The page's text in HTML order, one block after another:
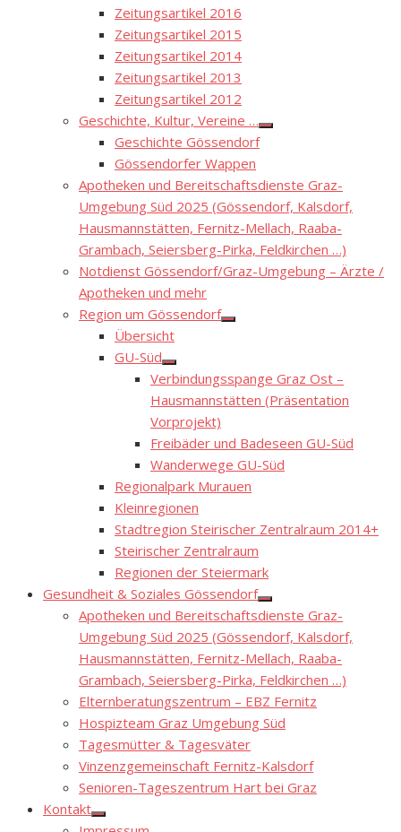
Zeitungsartikel 2016
Zeitungsartikel 2015
Zeitungsartikel 2014
Zeitungsartikel 2013
Zeitungsartikel 2012
Geschichte, Kultur, Vereine …
Show
Geschichte Gössendorf
Gössendorfer Wappen
Apotheken und Bereitschaftsdienste Graz-
Umgebung Süd 2025 (Gössendorf, Kalsdorf,
Hausmannstätten, Fernitz-Mellach, Raaba-
Grambach, Seiersberg-Pirka, Feldkirchen …)
Notdienst Gössendorf/Graz-Umgebung – Ärzte /
Apotheken und mehr
Region um Gössendorf
Show
Übersicht
GU-Süd
Show
sub
menu
Verbindungsspange Graz Ost –
Hausmannstätten (Präsentation
Vorprojekt)
Freibäder und Badeseen GU-Süd
Wanderwege GU-Süd
Regionalpark Murauen
Kleinregionen
Stadtregion Steirischer Zentralraum 2014+
Steirischer Zentralraum
Regionen der Steiermark
Gesundheit & Soziales Gössendorf
Show
sub
menu
Apotheken und Bereitschaftsdienste Graz-
Umgebung Süd 2025 (Gössendorf, Kalsdorf,
Hausmannstätten, Fernitz-Mellach, Raaba-
Grambach, Seiersberg-Pirka, Feldkirchen …)
Elternberatungszentrum – EBZ Fernitz
Hospizteam Graz Umgebung Süd
Tagesmütter & Tagesväter
Vinzenzgemeinschaft Fernitz-Kalsdorf
Senioren-Tageszentrum Hart bei Graz
Kontakt
Show